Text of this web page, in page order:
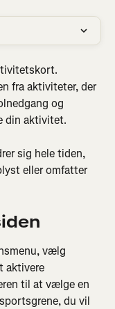
fra aktiviteter, der
og
din aktivitet.
sig hele tiden,
eller omfatter
vælg
aktivere
til at vælge en
du vil